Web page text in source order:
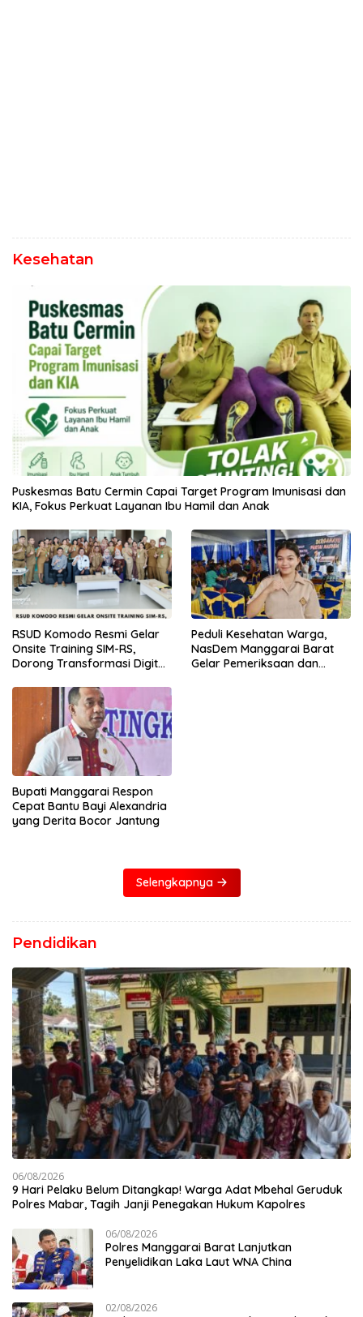
Kesehatan
Puskesmas Batu Cermin Capai Target Program Imunisasi dan
KIA, Fokus Perkuat Layanan Ibu Hamil dan Anak
RSUD Komodo Resmi Gelar
Onsite Training SIM-RS,
Dorong Transformasi Digital
Peduli Kesehatan Warga,
NasDem Manggarai Barat
Gelar Pemeriksaan dan
Bupati Manggarai Respon
Cepat Bantu Bayi Alexandria
yang Derita Bocor Jantung
Selengkapnya
Pendidikan
06/08/2026
9 Hari Pelaku Belum Ditangkap! Warga Adat Mbehal Geruduk
Polres Mabar, Tagih Janji Penegakan Hukum Kapolres
06/08/2026
Polres Manggarai Barat Lanjutkan
Penyelidikan Laka Laut WNA China
02/08/2026